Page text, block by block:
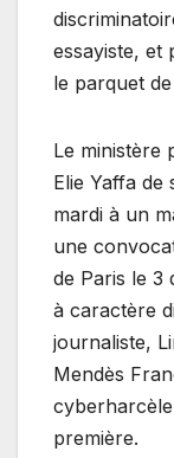
essayiste, et
le parquet
Le ministère
Elie Yaffa
mardi à un
une
de Paris le 3
à caractère
journaliste,
Mendès
première.